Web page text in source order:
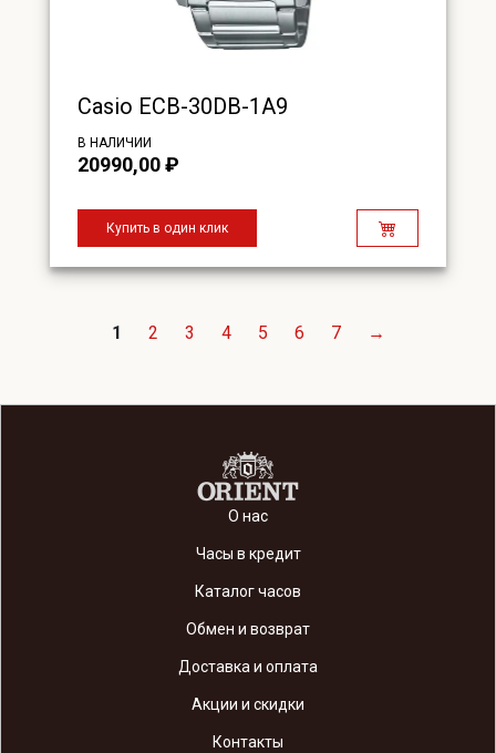
Casio ECB-30DB-1A9
В НАЛИЧИИ
20990,00₽
Купить в один клик
1 2 3 4 5 6 7 →
О нас
Часы в кредит
Каталог часов
Обмен и возврат
Доставка и оплата
Акции и скидки
Контакты